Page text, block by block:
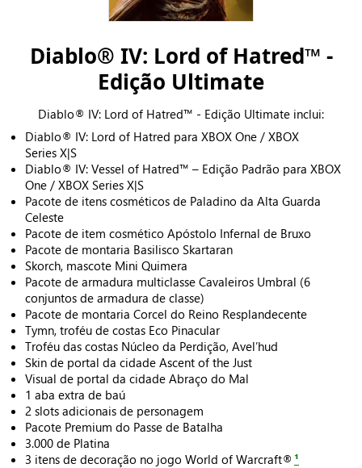
Diablo® IV: Lord of Hatred™ -
Edição Ultimate
Diablo® IV: Lord of Hatred™ - Edição Ultimate inclui:
Diablo® IV: Lord of Hatred para XBOX One / XBOX
Series X|S
Diablo® IV: Vessel of Hatred™ – Edição Padrão para XBOX
One / XBOX Series X|S
Pacote de itens cosméticos de Paladino da Alta Guarda
Celeste
Pacote de item cosmético Apóstolo Infernal de Bruxo
Pacote de montaria Basilisco Skartaran
Skorch, mascote Mini Quimera
Pacote de armadura multiclasse Cavaleiros Umbral (6
conjuntos de armadura de classe)
Pacote de montaria Corcel do Reino Resplandecente
Tymn, troféu de costas Eco Pinacular
Troféu das costas Núcleo da Perdição, Avel’hud
Skin de portal da cidade Ascent of the Just
Visual de portal da cidade Abraço do Mal
1 aba extra de baú
2 slots adicionais de personagem
Pacote Premium do Passe de Batalha
3.000 de Platina
3 itens de decoração no jogo World of Warcraft® ¹